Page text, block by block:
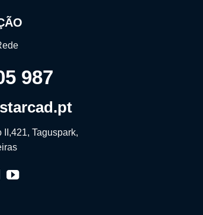
987
II,421, Taguspark,